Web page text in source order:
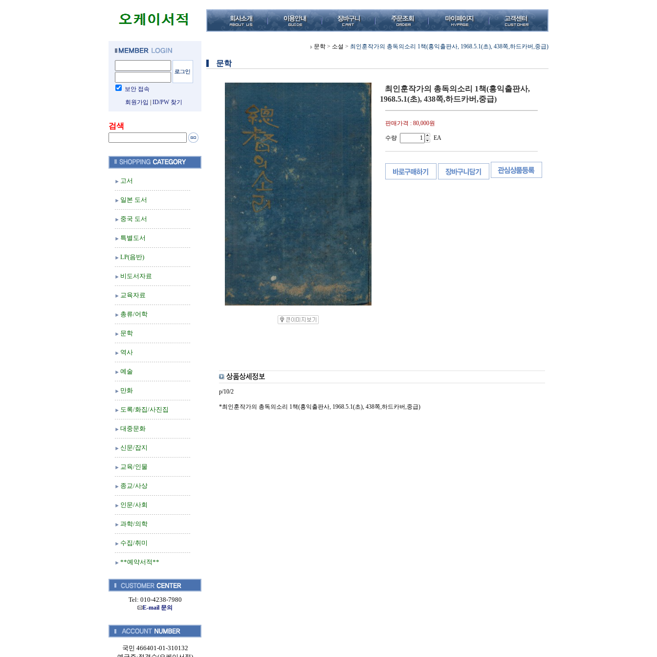
보안 접속
회원가입
ID/PW 찾기
검색
고서
일본 도서
중국 도서
특별도서
LP(음반)
비도서자료
교육자료
총류/어학
문학
역사
예술
만화
도록/화집/사진집
대중문화
신문/잡지
교육/인물
종교/사상
인문/사회
과학/의학
수집/취미
**예약서적**
Tel: 010-4238-7980
E-mail 문의
국민 466401-01-310132
문학 > 소설 > 최인훈작가의 총독의소리 1책(홍익출판사, 1968.5.1(초), 438쪽,하드카버,중급)
문학
최인훈작가의 총독의소리 1책(홍익출판사,
1968.5.1(초), 438쪽,하드카버,중급)
판매가격 : 80,000원
수량 EA
p/10/2
*최인훈작가의 총독의소리 1책(홍익출판사, 1968.5.1(초), 438쪽,하드카버,중급)